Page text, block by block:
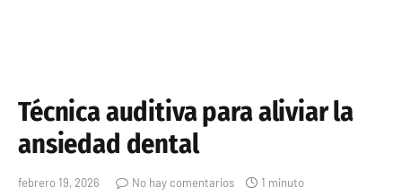
Técnica auditiva para aliviar la
ansiedad dental
febrero 19, 2026 No hay comentarios 1 minuto